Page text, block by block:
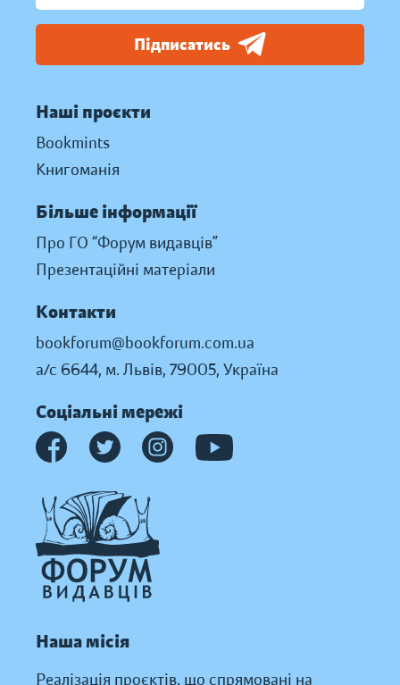
Підписатись
Наші проєкти
Bookmints
Книгоманія
Більше інформації
Про ГО “Форум видавців”
Презентаційні матеріали
Контакти
bookforum@bookforum.com.ua
а/с 6644, м. Львів, 79005, Україна
Соціальні мережі
Наша місія
Реалізація проєктів, що спрямовані на